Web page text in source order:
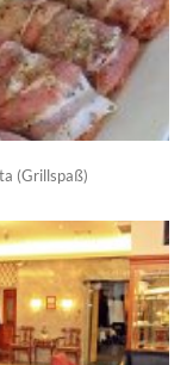
(Grillspaß)